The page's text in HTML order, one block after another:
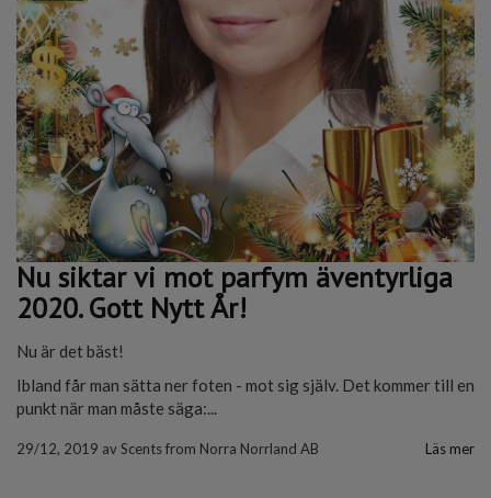
Nu siktar vi mot parfym äventyrliga
2020. Gott Nytt År!
Nu är det bäst!
Ibland får man sätta ner foten - mot sig själv. Det kommer till en
punkt när man måste säga:...
29/12, 2019 avScents from Norra Norrland AB Läs mer